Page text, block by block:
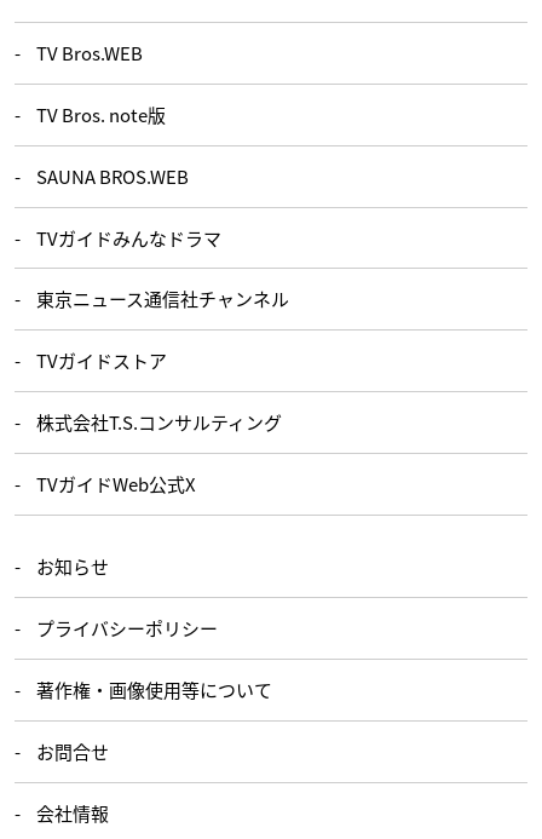
TV Bros.WEB
TV Bros. note版
SAUNA BROS.WEB
TVガイドみんなドラマ
東京ニュース通信社チャンネル
TVガイドストア
株式会社T.S.コンサルティング
TVガイドWeb公式X
お知らせ
プライバシーポリシー
著作権・画像使用等について
お問合せ
会社情報